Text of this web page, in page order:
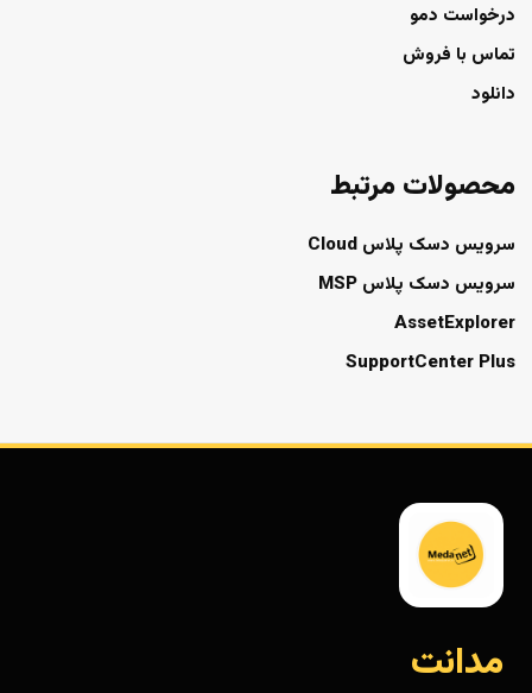
درخواست دمو
تماس با فروش
دانلود
محصولات مرتبط
سرویس دسک پلاس Cloud
سرویس دسک پلاس MSP
AssetExplorer
SupportCenter Plus
مدانت